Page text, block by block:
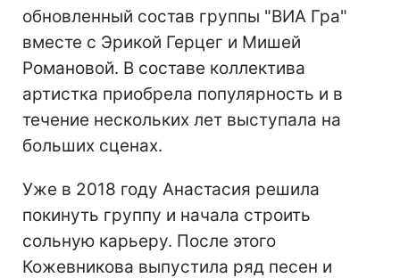
обновленный состав группы "ВИА Гра"
вместе с Эрикой Герцег и Мишей
Романовой. В составе коллектива
артистка приобрела популярность и в
течение нескольких лет выступала на
больших сценах.
Уже в 2018 году Анастасия решила
покинуть группу и начала строить
сольную карьеру. После этого
Кожевникова выпустила ряд песен и